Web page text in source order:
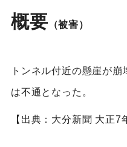
概要 （被害）
トンネル付近の懸崖が
は不通となった。
【出典：大分新聞 大正7